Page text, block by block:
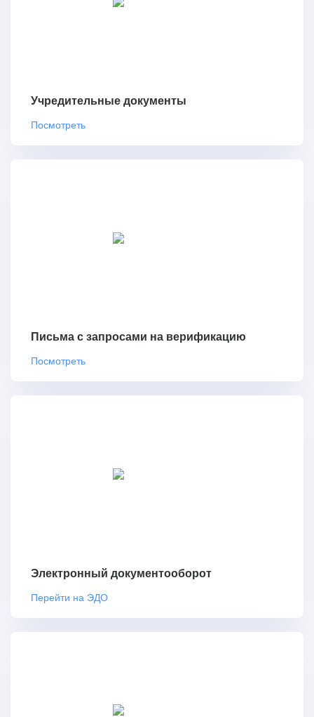
Учредительные документы
Посмотреть
Письма с запросами на верификацию
Посмотреть
Электронный документооборот
Перейти на ЭДО